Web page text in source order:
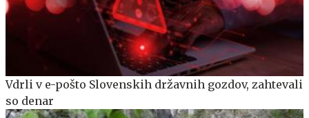
Vdrli v e-pošto Slovenskih državnih gozdov, zahtevali
so denar